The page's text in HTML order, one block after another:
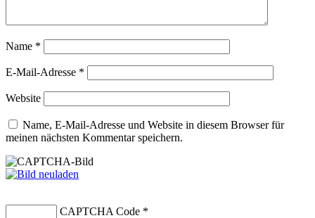
Name *
E-Mail-Adresse *
Website
Name, E-Mail-Adresse und Website in diesem Browser für
meinen nächsten Kommentar speichern.
CAPTCHA Code *